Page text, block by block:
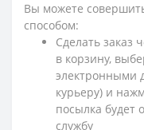
Вы можете
способом:
Сделать заказ
в корзину,
электронными
курьеру) и
посылка будет
службу